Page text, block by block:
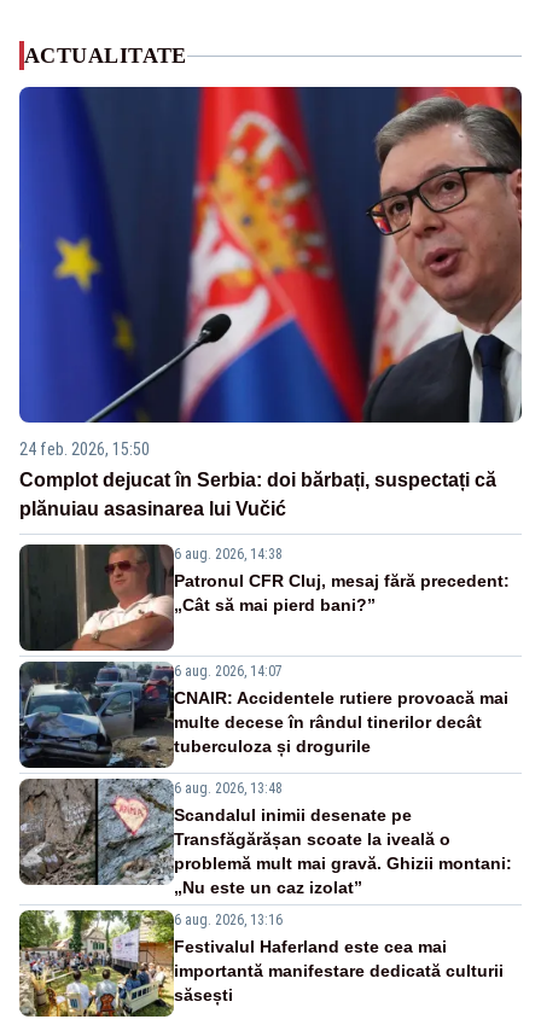
ACTUALITATE
24 feb. 2026, 15:50
Complot dejucat în Serbia: doi bărbați, suspectați că
plănuiau asasinarea lui Vučić
6 aug. 2026, 14:38
Patronul CFR Cluj, mesaj fără precedent:
„Cât să mai pierd bani?”
6 aug. 2026, 14:07
CNAIR: Accidentele rutiere provoacă mai
multe decese în rândul tinerilor decât
tuberculoza și drogurile
6 aug. 2026, 13:48
Scandalul inimii desenate pe
Transfăgărășan scoate la iveală o
problemă mult mai gravă. Ghizii montani:
„Nu este un caz izolat”
6 aug. 2026, 13:16
Festivalul Haferland este cea mai
importantă manifestare dedicată culturii
săsești